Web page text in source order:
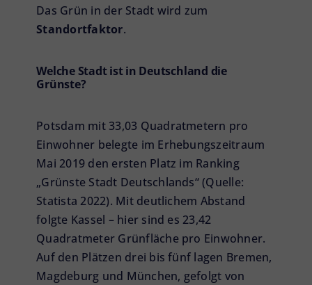
Das Grün in der Stadt wird zum
Standortfaktor.
Welche Stadt ist in Deutschland die
Grünste?
Potsdam mit 33,03 Quadratmetern pro
Einwohner belegte im Erhebungszeitraum
Mai 2019 den ersten Platz im Ranking
„Grünste Stadt Deutschlands“ (Quelle:
Statista 2022). Mit deutlichem Abstand
folgte Kassel – hier sind es 23,42
Quadratmeter Grünfläche pro Einwohner.
Auf den Plätzen drei bis fünf lagen Bremen,
Magdeburg und München, gefolgt von